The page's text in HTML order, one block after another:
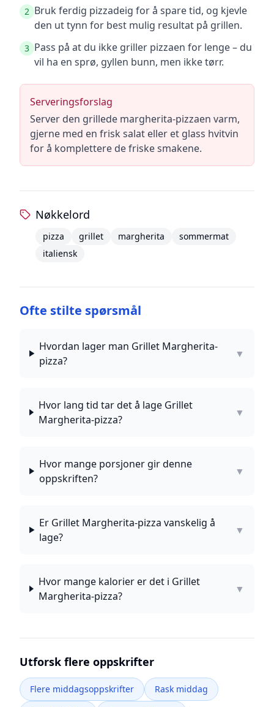
2 Bruk ferdig pizzadeig for å spare tid, og kjevle
den ut tynn for best mulig resultat på grillen.
3 Pass på at du ikke griller pizzaen for lenge – du
vil ha en sprø, gyllen bunn, men ikke tørr.
Serveringsforslag
Server den grillede margherita-pizzaen varm,
gjerne med en frisk salat eller et glass hvitvin
for å komplettere de friske smakene.
Nøkkelord
pizza grillet margherita
sommermat
italiensk
Ofte stilte spørsmål
Hvordan lager man Grillet Margherita-
pizza?
▼
Hvor lang tid tar det å lage Grillet
Margherita-pizza?
▼
Hvor mange porsjoner gir denne
oppskriften?
▼
Er Grillet Margherita-pizza vanskelig å
lage?
▼
Hvor mange kalorier er det i Grillet
Margherita-pizza?
▼
Utforsk flere oppskrifter
Flere middagsoppskrifter
Rask middag